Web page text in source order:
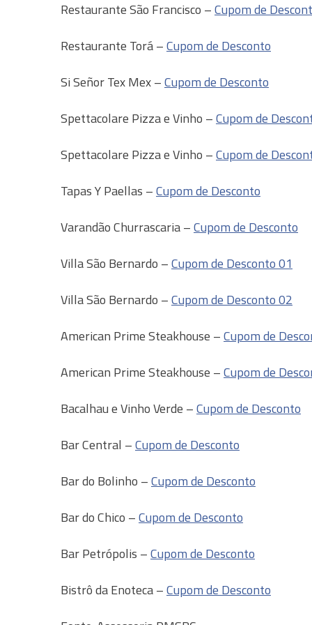
Restaurante São Francisco –Cupom de
Restaurante Torá –Cupom de Desconto
Si Señor Tex Mex –Cupom de Desconto
Spettacolare Pizza e Vinho –Cupom de
Spettacolare Pizza e Vinho –Cupom de
Tapas Y Paellas –Cupom de Desconto
Varandão Churrascaria –Cupom de Desconto
Villa São Bernardo –Cupom de Desconto 01
Villa São Bernardo –Cupom de Desconto 02
American Prime Steakhouse –Cupom de
American Prime Steakhouse –Cupom de
Bacalhau e Vinho Verde –Cupom de Desconto
Bar Central –Cupom de Desconto
Bar do Bolinho –Cupom de Desconto
Bar do Chico –Cupom de Desconto
Bar Petrópolis –Cupom de Desconto
Bistrô da Enoteca –Cupom de Desconto